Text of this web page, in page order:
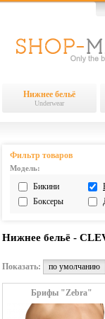
Нижнее бельё
Underwear
Фильтр товаров
Модель:
Бикини
Боксеры
Показать: по умолчанию
Нижнее бельё -
Брифы "Zebra"